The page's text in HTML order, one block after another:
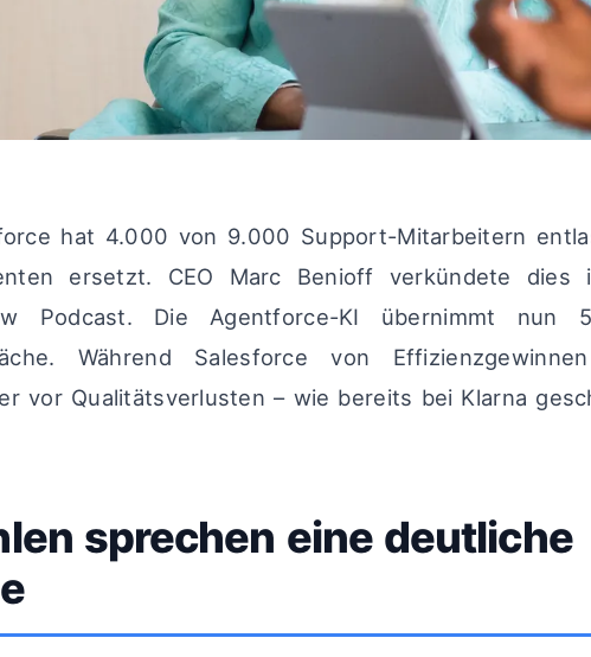
hat 4.000 von 9.000 Support-Mitarbeitern
ersetzt. CEO Marc Benioff verkündete dies
Podcast. Die Agentforce-KI übernimmt nun
Während Salesforce von
vor Qualitätsverlusten – wie bereits bei Klarna
sprechen eine deutliche